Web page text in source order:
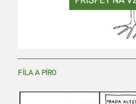
FÍLA A PÍRO